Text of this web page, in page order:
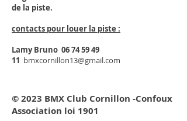
de la piste.
contacts pour louer la piste :
Lamy Bruno 06 74 59 49
11 bmxcornillon13@gmail.com
​© 2023 BMX Club Cornillon -Confoux
Association loi 1901